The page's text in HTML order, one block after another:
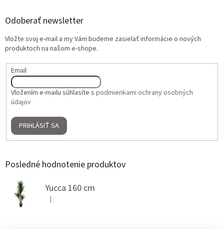
Odoberať newsletter
Vložte svoj e-mail a my Vám budeme zasielať informácie o nových
produktoch na našom e-shope.
Email
Vložením e-mailu súhlasíte s podmienkami ochrany osobných
údajov
PRIHLÁSIŤ SA
Posledné hodnotenie produktov
Yucca 160 cm
Hodnotenie produktu je 5 z 5 hviezdičiek.
|